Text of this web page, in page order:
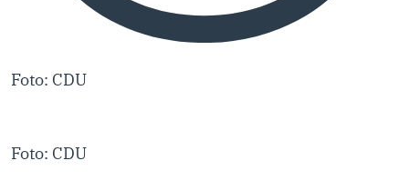
Foto: CDU
Foto: CDU